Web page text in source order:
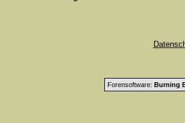
Forensoftware: Burning